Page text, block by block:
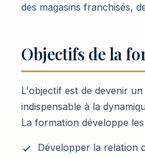
des magasins franchisés,
Objectifs de la
L'objectif est de devenir
indispensable à la
La formation développe
Développer la relation